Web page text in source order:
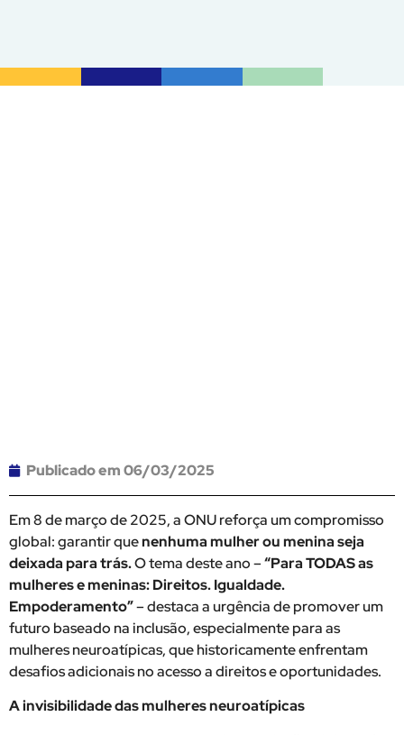
Publicado em06/03/2025
Em 8 de março de 2025, a ONU reforça um compromisso
global: garantir quenenhuma mulher ou menina seja
deixada para trás.O tema deste ano –“Para TODAS as
mulheres e meninas: Direitos. Igualdade.
Empoderamento”– destaca a urgência de promover um
futuro baseado na inclusão, especialmente para as
mulheres neuroatípicas, que historicamente enfrentam
desafios adicionais no acesso a direitos e oportunidades.
A invisibilidade das mulheres neuroatípicas